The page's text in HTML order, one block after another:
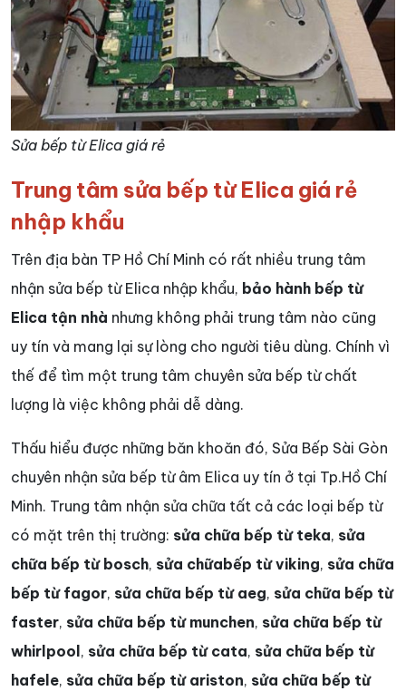
Sửa bếp từ Elica giá rẻ
Trung tâm sửa bếp từ Elica giá rẻ
nhập khẩu
Trên địa bàn TP Hồ Chí Minh có rất nhiều trung tâm
nhận sửa bếp từ Elica nhập khẩu, bảo hành bếp từ
Elica tận nhà nhưng không phải trung tâm nào cũng
uy tín và mang lại sự lòng cho người tiêu dùng. Chính vì
thế để tìm một trung tâm chuyên sửa bếp từ chất
lượng là việc không phải dễ dàng.
Thấu hiểu được những băn khoăn đó, Sửa Bếp Sài Gòn
chuyên nhận sửa bếp từ âm Elica uy tín ở tại Tp.Hồ Chí
Minh. Trung tâm nhận sửa chữa tất cả các loại bếp từ
có mặt trên thị trường: sửa chữa bếp từ teka, sửa
chữa bếp từ bosch, sửa chữa bếp từ viking, sửa chữa
bếp từ fagor, sửa chữa bếp từ aeg, sửa chữa bếp từ
faster, sửa chữa bếp từ munchen, sửa chữa bếp từ
whirlpool , sửa chữa bếp từ cata, sửa chữa bếp từ
hafele, sửa chữa bếp từ ariston, sửa chữa bếp từ